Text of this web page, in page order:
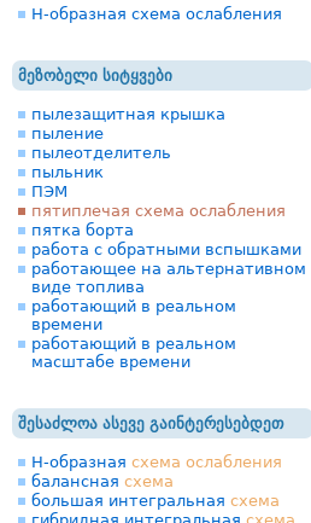
H-образная схема ослабления
მეზობელი სიტყვები
пылезащитная крышка
пыление
пылеотделитель
пыльник
ПЭМ
пятиплечая схема ослабления
пятка борта
работа с обратными вспышками
работающее на альтернативном
виде топлива
работающий в реальном
времени
работающий в реальном
масштабе времени
შესაძლოა ასევე გაინტერესებდეთ
H-образная схема ослабления
балансная схема
большая интегральная схема